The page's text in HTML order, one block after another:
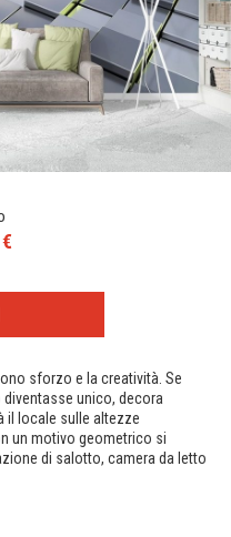
sforzo e la creatività. Se
unico, decora
il locale sulle altezze
un motivo geometrico si
di salotto, camera da letto